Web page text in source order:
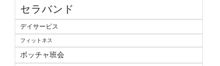
セラバンド
デイサービス
フィットネス
ボッチャ班会